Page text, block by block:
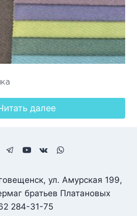
далее
ул. Амурская 199,
братьев Платановых
284-31-75